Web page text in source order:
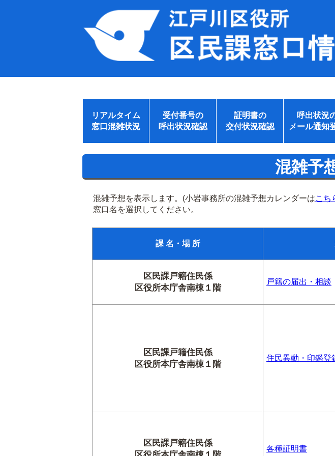
リアルタイム
窓口混雑状況
受付番号の
呼出状況確認
証明書の
交付状況確認
呼出状況
メール通知
混雑予
混雑予想を表示します。(小岩事務所の混雑予想カレンダーはこち
窓口名を選択してください。
課 名・場 所
区民課戸籍住民係
区役所本庁舎南棟１階
戸籍の届出・相談
区民課戸籍住民係
区役所本庁舎南棟１階
住民異動・印鑑登
区民課戸籍住民係
各種証明書